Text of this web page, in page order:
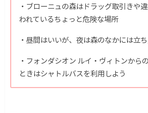
・ブローニュの森はドラッグ取引きや
われているちょっと危険な場所
・昼間はいいが、夜は森のなかには立
・フォンダシオン ルイ・ヴィトンから
ときはシャトルバスを利用しよう